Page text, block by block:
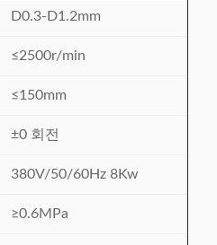
D0.3-D1.2mm
≤2500r/min
≤150mm
±0 회전
380V/50/60Hz 8Kw
≥0.6MPa